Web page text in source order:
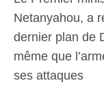
Netanyahou, a
dernier plan de
même que
ses attaques